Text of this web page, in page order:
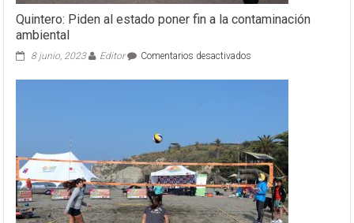
Quintero: Piden al estado poner fin a la contaminación
ambiental
8 junio, 2023 Editor Comentarios desactivados
fin
a
la
contaminación
ambiental